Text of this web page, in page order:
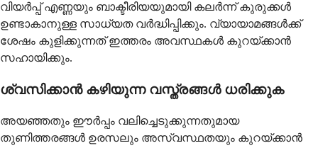
വിയർപ്പ് എണ്ണയും ബാക്ടീരിയയുമായി കലർന്ന് കുരുക്കൾ
ഉണ്ടാകാനുള്ള സാധ്യത വർദ്ധിപ്പിക്കും. വ്യായാമങ്ങൾക്ക്
ശേഷം കുളിക്കുന്നത് ഇത്തരം അവസ്ഥകൾ കുറയ്ക്കാൻ
സഹായിക്കും.
ശ്വസിക്കാൻ കഴിയുന്ന വസ്ത്രങ്ങൾ ധരിക്കുക
അയഞ്ഞതും ഈർപ്പം വലിച്ചെടുക്കുന്നതുമായ
തുണിത്തരങ്ങൾ ഉരസലും അസ്വസ്ഥതയും കുറയ്ക്കാൻ